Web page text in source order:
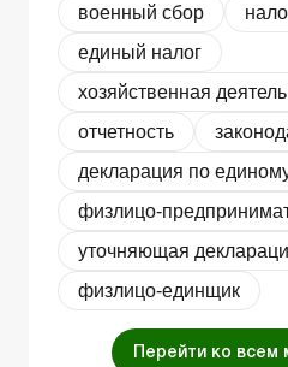
военный сбор
единый налог
хозяйственная
отчетность
декларация по
физлицо-
уточняющая
физлицо-единщик
Перейти ко всем